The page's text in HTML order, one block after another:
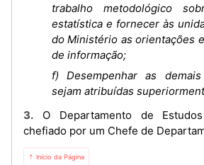
trabalho metodológico
estatística e fornecer às
do Ministério as orientações
de informação;
f) Desempenhar as
sejam atribuídas
3. O Departamento de Estudos e Estatística é
chefiado por um Chefe de
⇡ Início da Página